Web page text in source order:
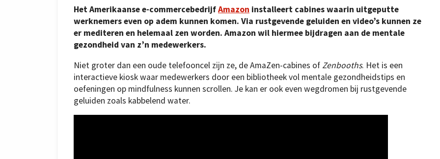
Het Amerikaanse e-commercebedrijfAmazon installeert cabines waarin uitgeputte
werknemers even op adem kunnen komen. Via rustgevende geluiden en video’s kunnen ze
er mediteren en helemaal zen worden. Amazon wil hiermee bijdragen aan de mentale
gezondheid van z’n medewerkers.
Niet groter dan een oude telefooncel zijn ze, de AmaZen-cabines of Zenbooths. Het is een
interactieve kiosk waar medewerkers door een bibliotheek vol mentale gezondheidstips en
oefeningen op mindfulness kunnen scrollen. Je kan er ook even wegdromen bij rustgevende
geluiden zoals kabbelend water.